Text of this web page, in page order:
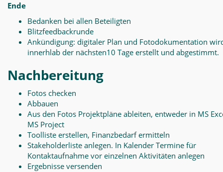
Ende
Bedanken bei allen Beteiligten
Blitzfeedbackrunde
Ankündigung: digitaler Plan und Fotodokumentation
innerhlab der nächsten10 Tage erstellt und abgestimmt.
Nachbereitung
Fotos checken
Abbauen
Aus den Fotos Projektpläne ableiten, entweder in MS
MS Project
Toolliste erstellen, Finanzbedarf ermitteln
Stakeholderliste anlegen. In Kalender Termine für
Kontaktaufnahme vor einzelnen Aktivitäten anlegen
Ergebnisse versenden